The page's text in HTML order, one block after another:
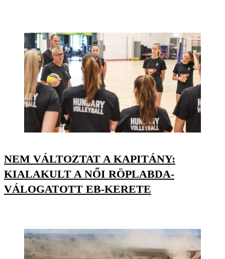
NEM VÁLTOZTAT A KAPITÁNY:
KIALAKULT A NŐI RÖPLABDA-
VÁLOGATOTT EB-KERETE